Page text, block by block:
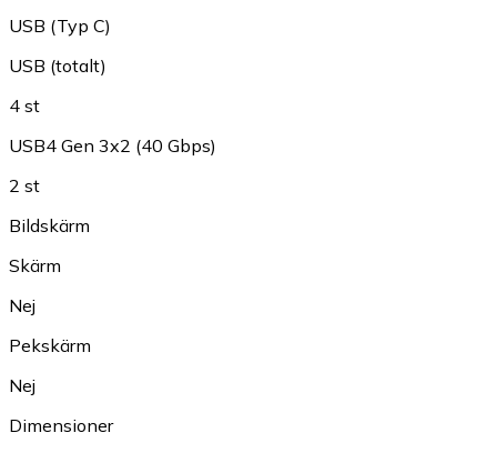
USB (Typ C)
USB (totalt)
4 st
USB4 Gen 3x2 (40 Gbps)
2 st
Bildskärm
Skärm
Nej
Pekskärm
Nej
Dimensioner